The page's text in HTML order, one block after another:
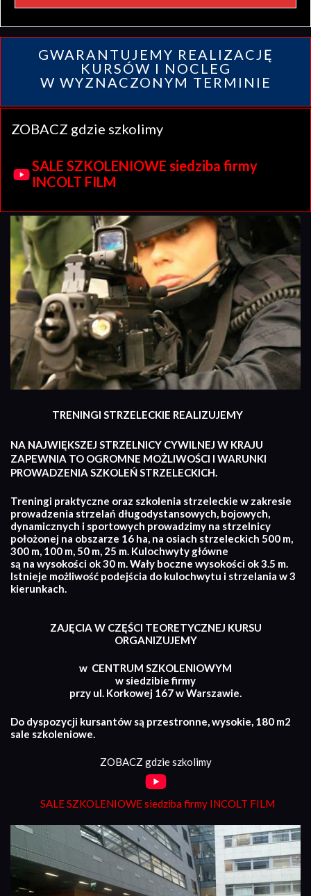
GWARANTUJEMY REALIZACJĘ
KURSÓW I NOCLEG
W WYZNACZONYM TERMINIE
ZOBACZ gdzie szkolimy
SALE SZKOLENIOWE siedziba firmy
INCOLT FILM
TRENINGI STRZELECKIE REALIZUJEMY
NA NAJWIĘKSZEJ STRZELNICY CYWILNEJ W KRAJU
ZAPEWNIA TO OGROMNE MOŻLIWOŚCI I WARUNKI
PROWADZENIA SZKOLEŃ STRZELECKICH.
Treningi praktyczne oraz szkolenia strzeleckie w zakresie
prowadzenia strzelań długodystansowych, bojowych,
dynamicznych i sportowych prowadzimy na strzelnicy
położonej na obszarze 16 ha, na osiach strzeleckich 500 m,
300 m, 100 m, 50 m, 25 m. Kulochwyty główne
są na wysokości ok 30 m. Wały boczne wysokości ok 3.5 m.
Istnieje możliwość podejścia do kulochwytu i strzelania w 3
kierunkach.
ZAJĘCIA W CZĘŚCI TEORETYCZNEJ KURSU
ORGANIZUJEMY
w CENTRUM SZKOLENIOWYM
w siedzibie firmy
przy ul. Korkowej 167 w Warszawie.
Do dyspozycji kursantów są przestronne, wysokie, 180 m2
sale szkoleniowe.
ZOBACZ gdzie szkolimy
SALE SZKOLENIOWE siedziba firmy INCOLT FILM